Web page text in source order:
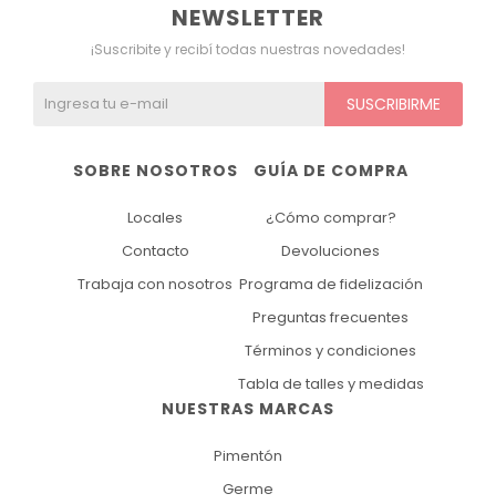
NUESTRAS MARCAS
Pimentón
Germe
GUÍA DE COMPRA
¿Cómo comprar?
Devoluciones
Programa de fidelización
Preguntas frecuentes
Términos y condiciones
Tabla de talles y medidas
SOBRE NOSOTROS
Locales
Contacto
Trabaja con nosotros
NEWSLETTER
¡Suscribite y recibí todas nuestras novedades!
SUSCRIBIRME